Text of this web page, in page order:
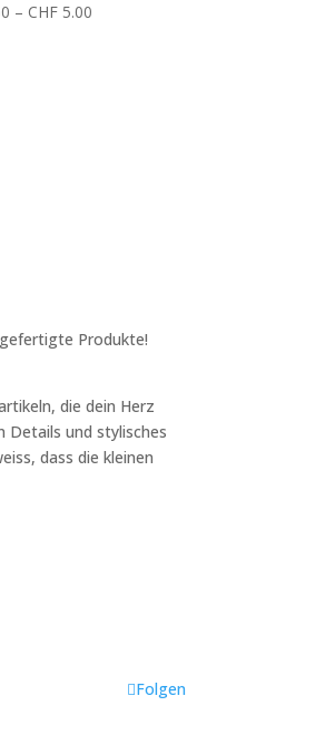
– CHF 5.00
Produkte!
die dein Herz
Details und stylisches
dass die kleinen
Folgen